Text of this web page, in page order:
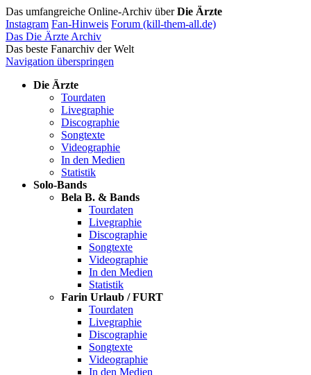
Das umfangreiche Online-Archiv überDie Ärzte
Instagram Fan-Hinweis Forum (kill-them-all.de)
Das Die Ärzte Archiv
Das beste Fanarchiv der Welt
Navigation überspringen
Die Ärzte
Tourdaten
Livegraphie
Discographie
Songtexte
Videographie
In den Medien
Statistik
Solo-Bands
Bela B. & Bands
Tourdaten
Livegraphie
Discographie
Songtexte
Videographie
In den Medien
Statistik
Farin Urlaub / FURT
Tourdaten
Livegraphie
Discographie
Songtexte
Videographie
In den Medien